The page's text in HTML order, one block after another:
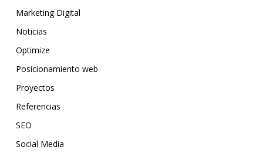
Marketing Digital
Noticias
Optimize
Posicionamiento web
Proyectos
Referencias
SEO
Social Media